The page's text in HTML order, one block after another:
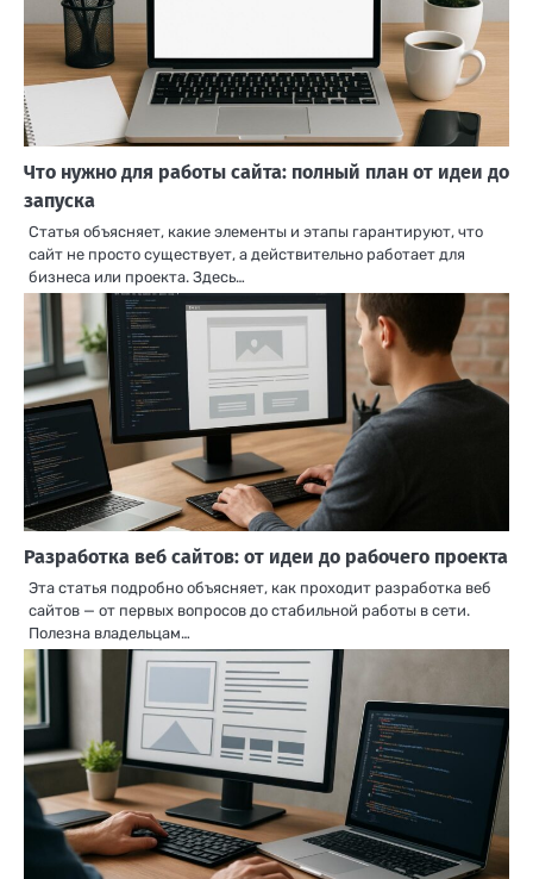
Что нужно для работы сайта: полный план от идеи до
запуска
Статья объясняет, какие элементы и этапы гарантируют, что
сайт не просто существует, а действительно работает для
бизнеса или проекта. Здесь…
Разработка веб сайтов: от идеи до рабочего проекта
Эта статья подробно объясняет, как проходит разработка веб
сайтов — от первых вопросов до стабильной работы в сети.
Полезна владельцам…